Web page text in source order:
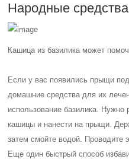
Народные средства
Кашица из базилика может
Если у вас появились прыщи
домашние средства для их
использование базилика. Нужно
кашицы и нанести на прыщи.
затем смойте водой. Проводите
Еще один быстрый способ